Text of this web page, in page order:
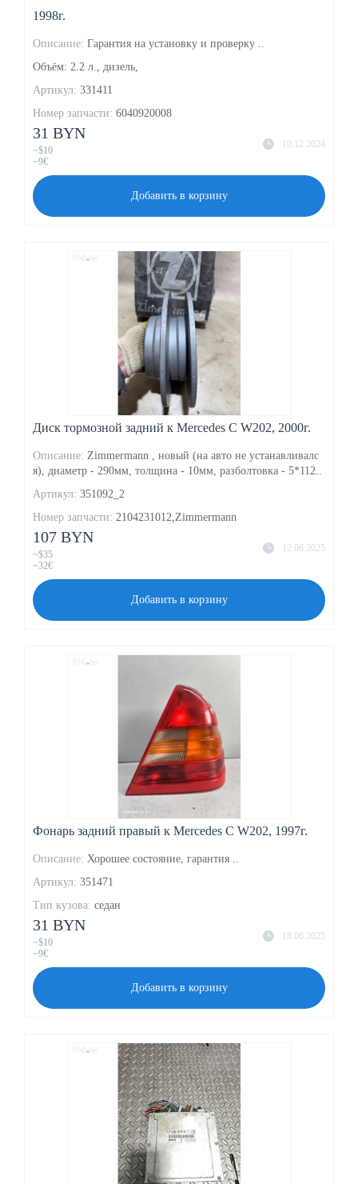
1998г.
Описание: Гарантия на установку и проверку ..
Объём: 2.2 л., дизель,
Артикул: 331411
Номер запчасти: 6040920008
10.12.2024
31 BYN
~$10
~9€
Добавить в корзину
Диск тормозной задний к Mercedes C W202, 2000г.
Описание: Zimmermann , новый (на авто не устанавливалс
я), диаметр - 290мм, толщина - 10мм, разболтовка - 5*112..
Артикул: 351092_2
Номер запчасти: 2104231012,Zimmermann
12.06.2025
107 BYN
~$35
~32€
Добавить в корзину
Фонарь задний правый к Mercedes C W202, 1997г.
Описание: Хорошее состояние, гарантия ..
Артикул: 351471
Тип кузова: седан
18.06.2025
31 BYN
~$10
~9€
Добавить в корзину